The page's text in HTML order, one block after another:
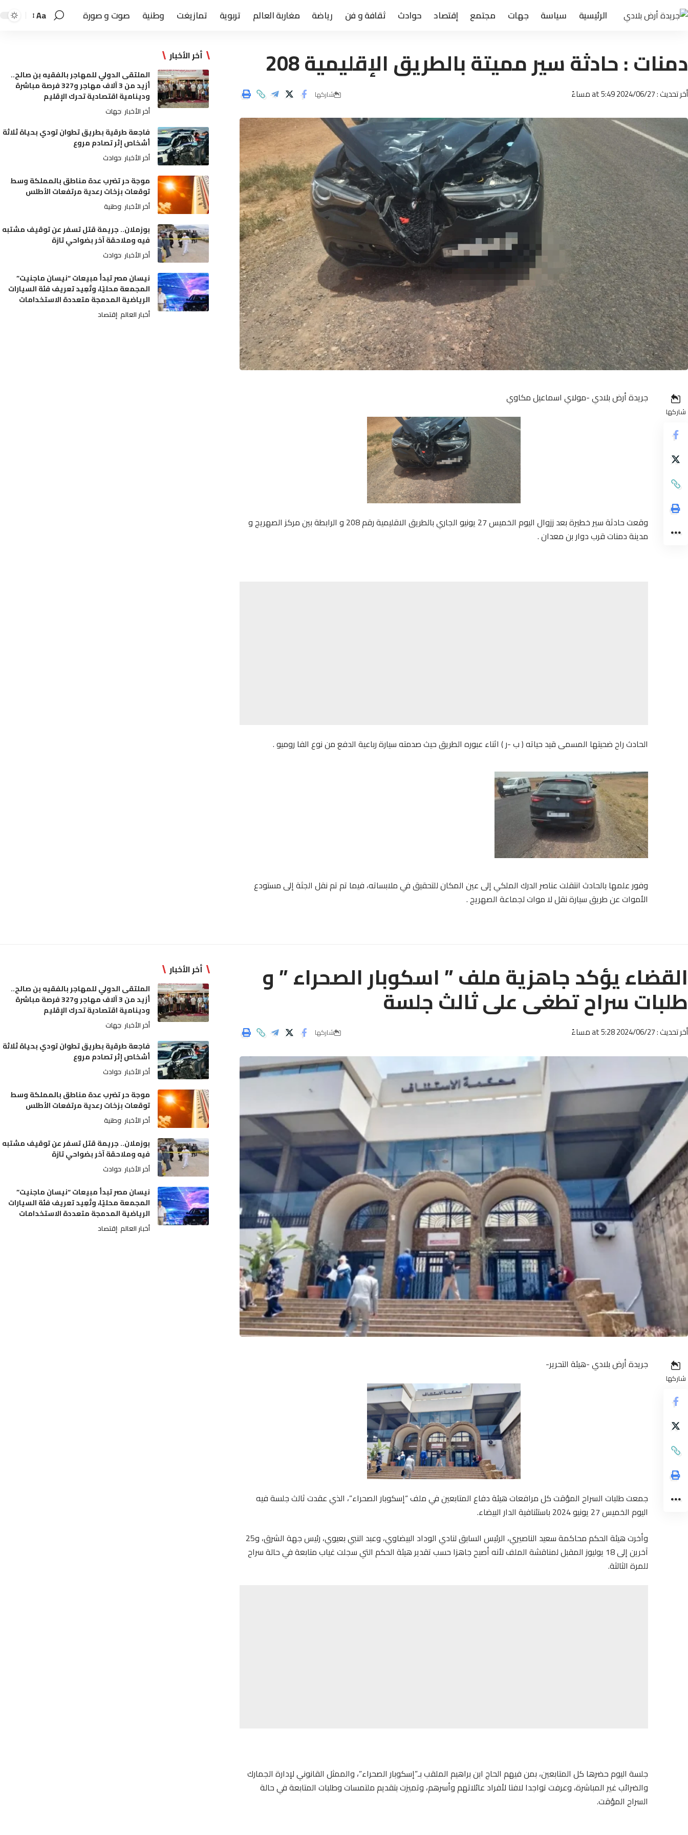
الرئيسية سياسة جهات مجتمع إقتصاد حوادث ثقافة و فن رياضة مغاربة العالم تربوية تمازيغت وطنية صوت و صورة Aa
دمنات : حادثة سير مميتة بالطريق الإقليمية 208
أخر تحديث : 2024/06/27 at 5:49 مساءً شاركها
شاركها
جريدة أرض بلادي -مولاي اسماعيل مكاوي
وقعت حادثة سير خطيرة بعد ززوال اليوم الخميس 27 يونيو الجاري بالطريق الاقليمية رقم 208 و الرابطة بين مركز الصهريج و
مدينة دمنات قرب دوار بن معدان .
الحادث راح ضحيتها المسمى قيد حياته ( ب -ر ) اثناء عبوره الطريق حيث صدمته سيارة رباعية الدفع من نوع الفا روميو .
وفور علمها بالحادث انتقلت عناصر الدرك الملكي إلى عين المكان للتحقيق في ملابساته، فيما تم تم نقل الجثة إلى مستودع
الأموات عن طريق سيارة نقل لا موات لجماعة الصهريج .
أخر الأخبار
الملتقى الدولي للمهاجر بالفقيه بن صالح..
أزيد من 3 آلاف مهاجر و327 فرصة مباشرة
ودينامية اقتصادية تحرك الإقليم
أخر الأخبار جهات
فاجعة طرقية بطريق تطوان تودي بحياة ثلاثة
أشخاص إثر تصادم مروع
أخر الأخبار حوادث
موجة حر تضرب عدة مناطق بالمملكة وسط
توقعات بزخات رعدية مرتفعات الأطلس
أخر الأخبار وطنية
بوزملان.. جريمة قتل تسفر عن توقيف مشتبه
فيه وملاحقة آخر بضواحي تازة
أخر الأخبار حوادث
نيسان مصر تبدأ مبيعات “نيسان ماجنيت”
المجمعة محليًا، وتُعِيد تعريف فئة السيارات
الرياضية المدمجة متعددة الاستخدامات
أخبار العالم إقتصاد
القضاء يؤكد جاهزية ملف ” اسكوبار الصحراء ” و
طلبات سراح تطغى على ثالث جلسة
أخر تحديث : 2024/06/27 at 5:28 مساءً شاركها
شاركها
جريدة أرض بلادي -هيئة التحرير-
جمعت طلبات السراح المؤقت كل مرافعات هيئة دفاع المتابعين في ملف “إسكوبار الصحراء”، الذي عقدت ثالث جلسة فيه
اليوم الخميس 27 يونيو 2024 باستئنافية الدار البيضاء.
وأخرت هيئة الحكم محاكمة سعيد الناصيري، الرئيس السابق لنادي الوداد البيضاوي، وعبد النبي بعيوي، رئيس جهة الشرق، و25
آخرين إلى 18 يوليوز المقبل لمناقشة الملف لأنه أصبح جاهزا حسب تقدير هيئة الحكم التي سجلت غياب متابعة في حالة سراح
للمرة الثالثة.
جلسة اليوم حضرها كل المتابعين، بمن فيهم الحاج ابن براهيم الملقب بـ”إسكوبار الصحراء”، والممثل القانوني لإدارة الجمارك
والضرائب غير المباشرة، وعرفت تواجدا لافتا لأفراد عائلاتهم وأسرهم، وتميزت بتقديم ملتمسات وطلبات المتابعة في حالة
السراح المؤقت.
أخر الأخبار
الملتقى الدولي للمهاجر بالفقيه بن صالح..
أزيد من 3 آلاف مهاجر و327 فرصة مباشرة
ودينامية اقتصادية تحرك الإقليم
أخر الأخبار جهات
فاجعة طرقية بطريق تطوان تودي بحياة ثلاثة
أشخاص إثر تصادم مروع
أخر الأخبار حوادث
موجة حر تضرب عدة مناطق بالمملكة وسط
توقعات بزخات رعدية مرتفعات الأطلس
أخر الأخبار وطنية
بوزملان.. جريمة قتل تسفر عن توقيف مشتبه
فيه وملاحقة آخر بضواحي تازة
أخر الأخبار حوادث
نيسان مصر تبدأ مبيعات “نيسان ماجنيت”
المجمعة محليًا، وتُعِيد تعريف فئة السيارات
الرياضية المدمجة متعددة الاستخدامات
أخبار العالم إقتصاد